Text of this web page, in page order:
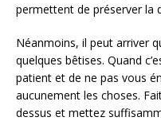
permettent de préserver la
Néanmoins, il peut arriver
quelques bêtises. Quand
patient et de ne pas vous
aucunement les choses.
dessus et mettez